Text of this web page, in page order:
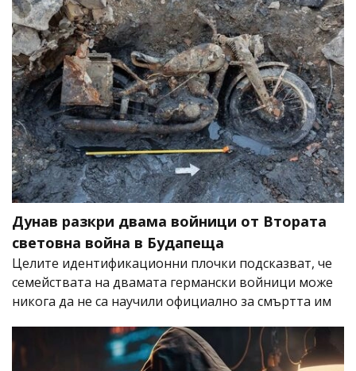
Дунав разкри двама войници от Втората
световна война в Будапеща
Целите идентификационни плочки подсказват, че
семействата на двамата германски войници може
никога да не са научили официално за смъртта им